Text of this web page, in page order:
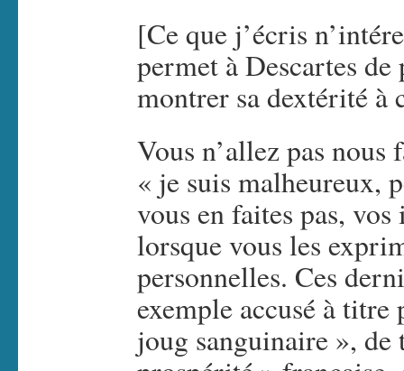
[Ce que j’écris
permet à Descartes de
montrer sa dextérité à
Vous n’allez pas
« je suis malheureux,
vous en faites pas,
lorsque vous les
personnelles. Ces
exemple accusé à titre
joug sanguinaire »,